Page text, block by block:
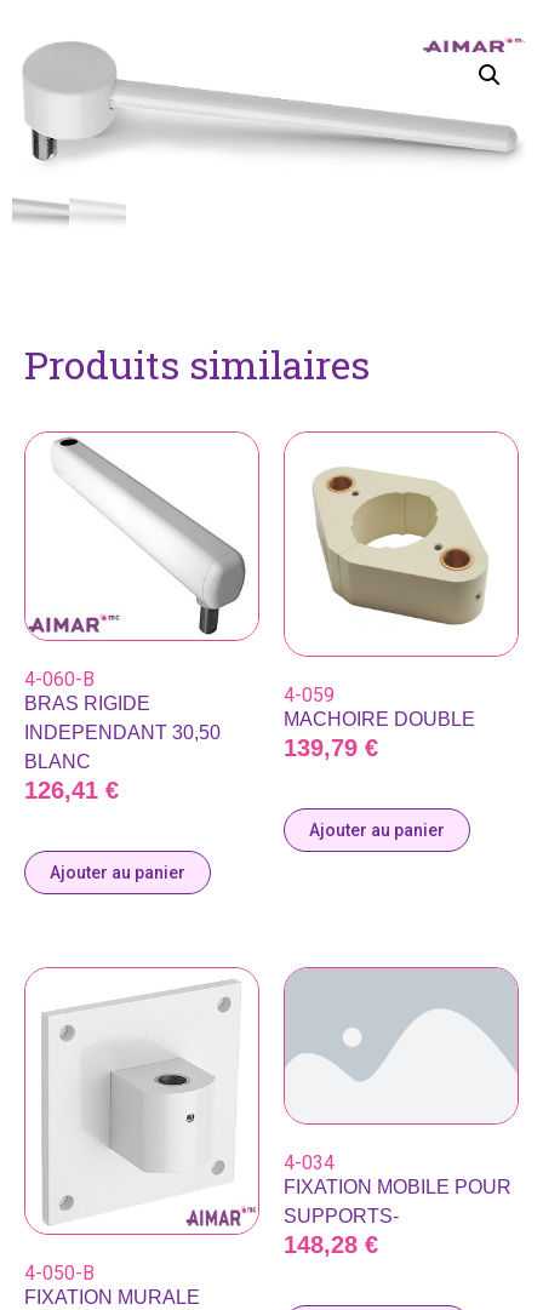
Produits similaires
4-060-B
BRAS RIGIDE
INDEPENDANT 30,50
BLANC
126,41 €
Ajouter au panier
4-059
MACHOIRE DOUBLE
139,79 €
Ajouter au panier
4-050-B
FIXATION MURALE
4-034
FIXATION MOBILE POUR
SUPPORTS-
148,28 €